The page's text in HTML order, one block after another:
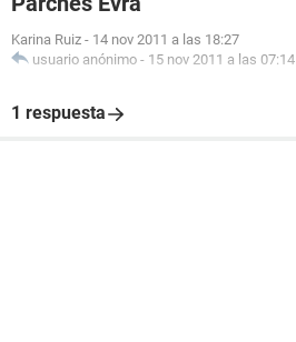
Karina Ruiz - 14 nov 2011 a las 18:27
usuario anónimo - 15 nov 2011 a las 07:14
1 respuesta